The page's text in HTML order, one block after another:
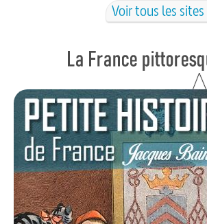
Voir tous les sites